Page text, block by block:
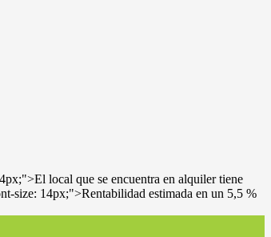
local que se encuentra en alquiler tiene
size: 14px;">Rentabilidad estimada en un 5,5 %